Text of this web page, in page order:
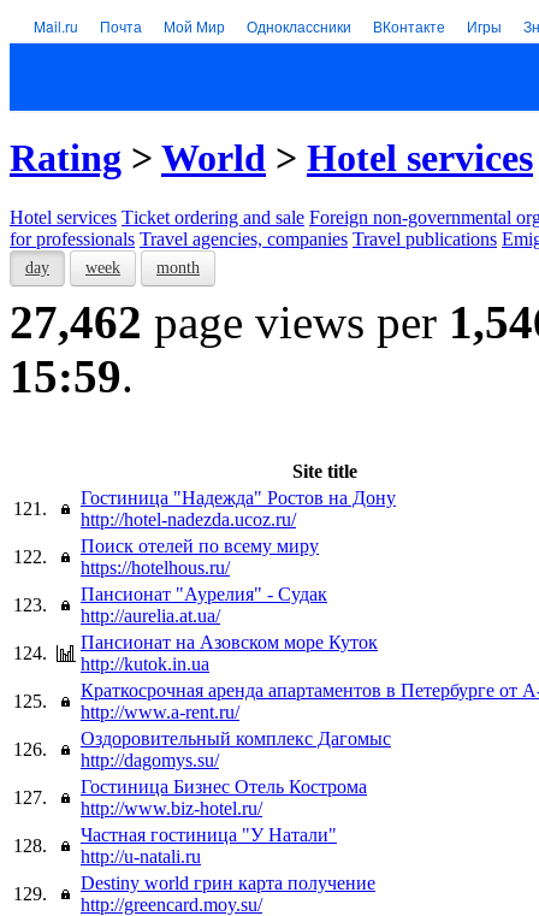
Mail.ru Почта Мой Мир Одноклассники ВКонтакте Игры
Rating > World > Hotel services
Hotel services Тicket ordering and sale Foreign non-governmental
for professionals Travel agencies, companies Travel publications
day week month
27,462 page views per
15:59.
Site title
121.
Гостиница "Надежда" Ростов на Дону
http://hotel-nadezda.ucoz.ru/
122.
Поиск отелей по всему миру
https://hotelhous.ru/
123.
Пансионат "Аурелия" - Судак
http://aurelia.at.ua/
124.
Пансионат на Азовском море Куток
http://kutok.in.ua
125.
Краткосрочная аренда апартаментов в Петербурге от
http://www.a-rent.ru/
126.
Оздоровительный комплекс Дагомыс
http://dagomys.su/
127.
Гостиница Бизнес Отель Кострома
http://www.biz-hotel.ru/
128.
Частная гостиница "У Натали"
http://u-natali.ru
129.
Destiny world грин карта получение
http://greencard.moy.su/